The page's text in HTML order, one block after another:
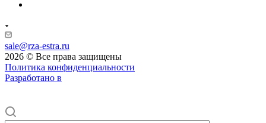
sale@rza-estra.ru
2026 © Все права защищены
Политика конфиденциальности
Разработано в